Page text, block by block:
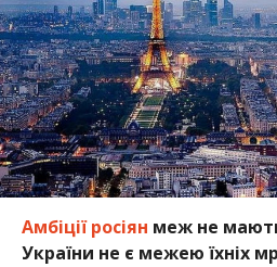
Амбіції росіян меж не
України не є межею їхніх